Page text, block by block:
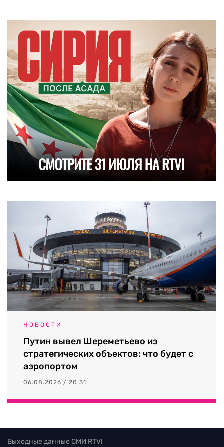
НОВОСТИ
Путин вывел Шереметьево из
стратегических объектов: что будет с
аэропортом
06.08.2026 / 20:31
Выходные данные СМИ RTVI